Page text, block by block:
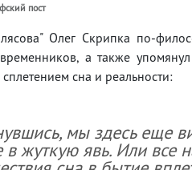
пост
Олег Скрипка по-
а также
сна и реальности:
мы здесь еще
жуткую явь. Или все